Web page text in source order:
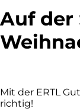
Auf der
Mit der ERTL
richtig!